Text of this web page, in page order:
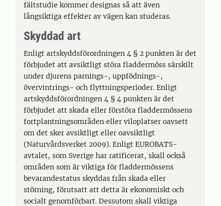
fältstudie kommer designas så att även
långsiktiga effekter av vägen kan studeras.
Skyddad art
Enligt artskyddsförordningen 4 § 2 punkten är det
förbjudet att avsiktligt störa fladdermöss särskilt
under djurens parnings-, uppfödnings-,
övervintrings- och flyttningsperioder. Enligt
artskyddsförordningen 4 § 4 punkten är det
förbjudet att skada eller förstöra fladdermössens
fortplantningsområden eller viloplatser oavsett
om det sker avsiktligt eller oavsiktligt
(Naturvårdsverket 2009). Enligt EUROBATS-
avtalet, som Sverige har ratificerat, skall också
områden som är viktiga för fladdermössens
bevarandestatus skyddas från skada eller
störning, förutsatt att detta är ekonomiskt och
socialt genomförbart. Dessutom skall viktiga